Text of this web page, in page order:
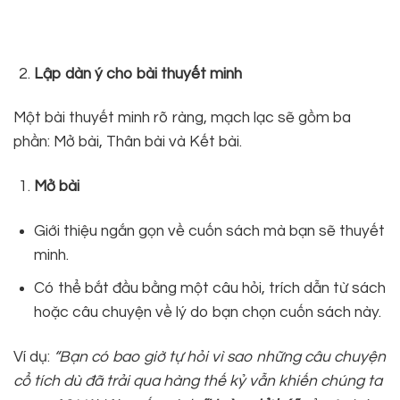
Lập dàn ý cho bài thuyết minh
Một bài thuyết minh rõ ràng, mạch lạc sẽ gồm ba
phần: Mở bài, Thân bài và Kết bài.
Mở bài
Giới thiệu ngắn gọn về cuốn sách mà bạn sẽ thuyết
minh.
Có thể bắt đầu bằng một câu hỏi, trích dẫn từ sách
hoặc câu chuyện về lý do bạn chọn cuốn sách này.
Ví dụ: “Bạn có bao giờ tự hỏi vì sao những câu chuyện
cổ tích dù đã trải qua hàng thế kỷ vẫn khiến chúng ta